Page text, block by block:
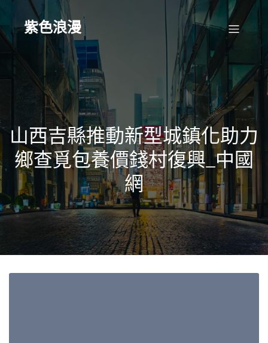
Skip
content紫色浪漫
山西吉縣推動新型城鎮化助力
鄉查覓包養價錢村復興_中國
網